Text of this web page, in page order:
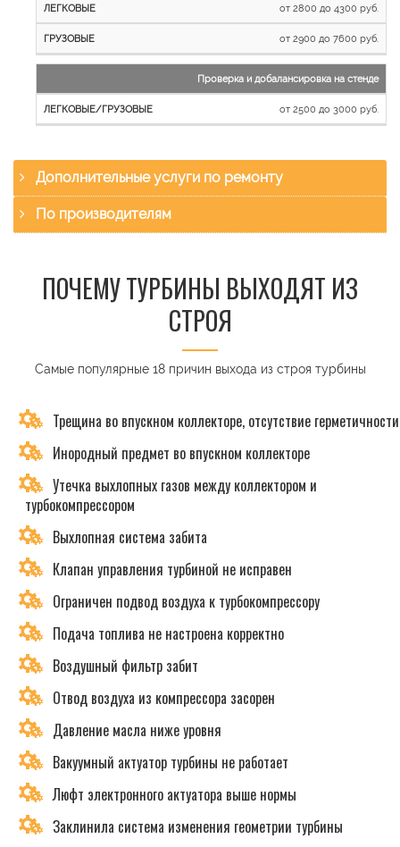
от 2800 до 4300 руб.
от 2900 до 7600 руб.
Проверка и добалансировка на стенде
от 2500 до 3000 руб.
Дополнительные услуги по ремонту
По производителям
ПОЧЕМУ ТУРБИНЫ ВЫХОДЯТ ИЗ
СТРОЯ
Самые популярные 18 причин выхода из строя турбины
Трещина во впускном коллекторе, отсутствие герметичности
Инородный предмет во впускном коллекторе
Утечка выхлопных газов между коллектором и
турбокомпрессором
Выхлопная система забита
Клапан управления турбиной не исправен
Ограничен подвод воздуха к турбокомпрессору
Подача топлива не настроена корректно
Воздушный фильтр забит
Отвод воздуха из компрессора засорен
Давление масла ниже уровня
Вакуумный актуатор турбины не работает
Люфт электронного актуатора выше нормы
Заклинила система изменения геометрии турбины